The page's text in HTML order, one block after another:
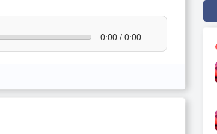
0:00 / 0:00